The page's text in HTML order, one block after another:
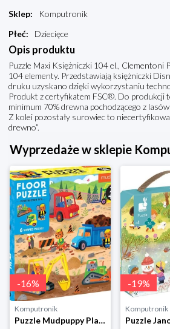
Sklep:
Komputronik
Płeć: Dziecięce
Opis produktu
Puzzle Maxi Księżniczki 104 el., Clementoni
104 elementy. Przedstawiają księżniczki
druku uzyskano dzięki wykorzystaniu
Produkt z certyfikatem FSC®. Do produkcji
minimum 70% drewna pochodzącego z
Z kolei pozostały surowiec to
drewno”.
Wyprzedaże w sklepie
-16%
Komputronik
Puzzle Mudpuppy Plac Budowy 25 el.
-19%
Komputronik